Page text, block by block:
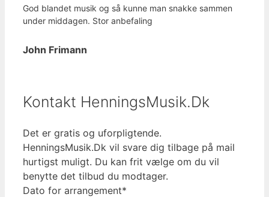
God blandet musik og så kunne man snakke sammen
under middagen. Stor anbefaling
John Frimann
Kontakt HenningsMusik.Dk
Det er gratis og uforpligtende.
HenningsMusik.Dk vil svare dig tilbage på mail
hurtigst muligt. Du kan frit vælge om du vil
benytte det tilbud du modtager.
Dato for arrangement*